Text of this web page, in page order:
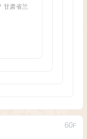
甘肃省兰
60F